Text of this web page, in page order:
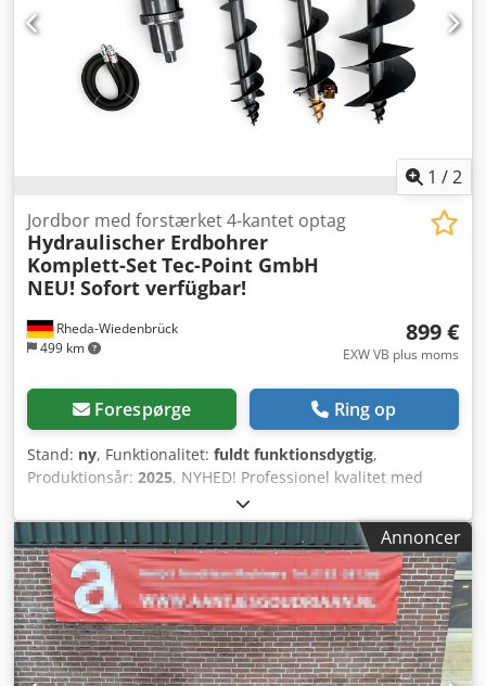
Kontakt Tobias Ebert for yderligere oplysninger.
1 /2
Rheda-Wiedenbrück
499 km
Jordbor med forstærket 4-kantet optag
Hydraulischer Erdbohrer
Komplett-SetTec-Point GmbH
NEU! Sofort verfügbar!
899 €
EXW VB plus moms
Forespørge Ring op
Stand: ny, Funktionalitet: fuldt funktionsdygtig,
Produktionsår: 2025, NYHED! Professionel kvalitet med
forstærket 4-kant opsats. Hydraulisk jordbore-sæt
Ø150/200/300 mm. ❗ KUN 899 € ❗ Lagersalg – klar til
levering! ⭐ NYT PRODUKT – ubrugt – klar til brug! ⭐
Komplet sæt inkl. 3 bor + motor + forlænger ⭐ OPEN-S
opsats – fleksibel og universelt anvendelig ⭐ Pris under
markedsprisen! ❗ Forstærket udgave: Alle bor har en kraftig
4-kant boreopsats. Dette sikrer maksimal kraftoverførsel,
høj stabilitet og markant større modstand mod vridning og
belastning. Crsdpfxsylk Nrj Aqqef ⭐ LEVERINGSOMFANG: ✔
Annoncer